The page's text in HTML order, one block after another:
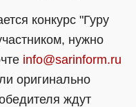
конкурс "Гуру
нужно
info@sarinform.ru
оригинально
ждут